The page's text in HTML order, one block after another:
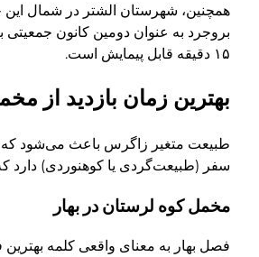
۱۵ دقیقه قابل پیمایش است.
بهترین زمان بازدید از
طبیعت متغیر زاگرس باعث می‌شود که
سفر (طبیعت‌گردی یا کوهنوردی)
مخمل کوه لرستان در بهار
فصل بهار به معنای واقعی کلمه